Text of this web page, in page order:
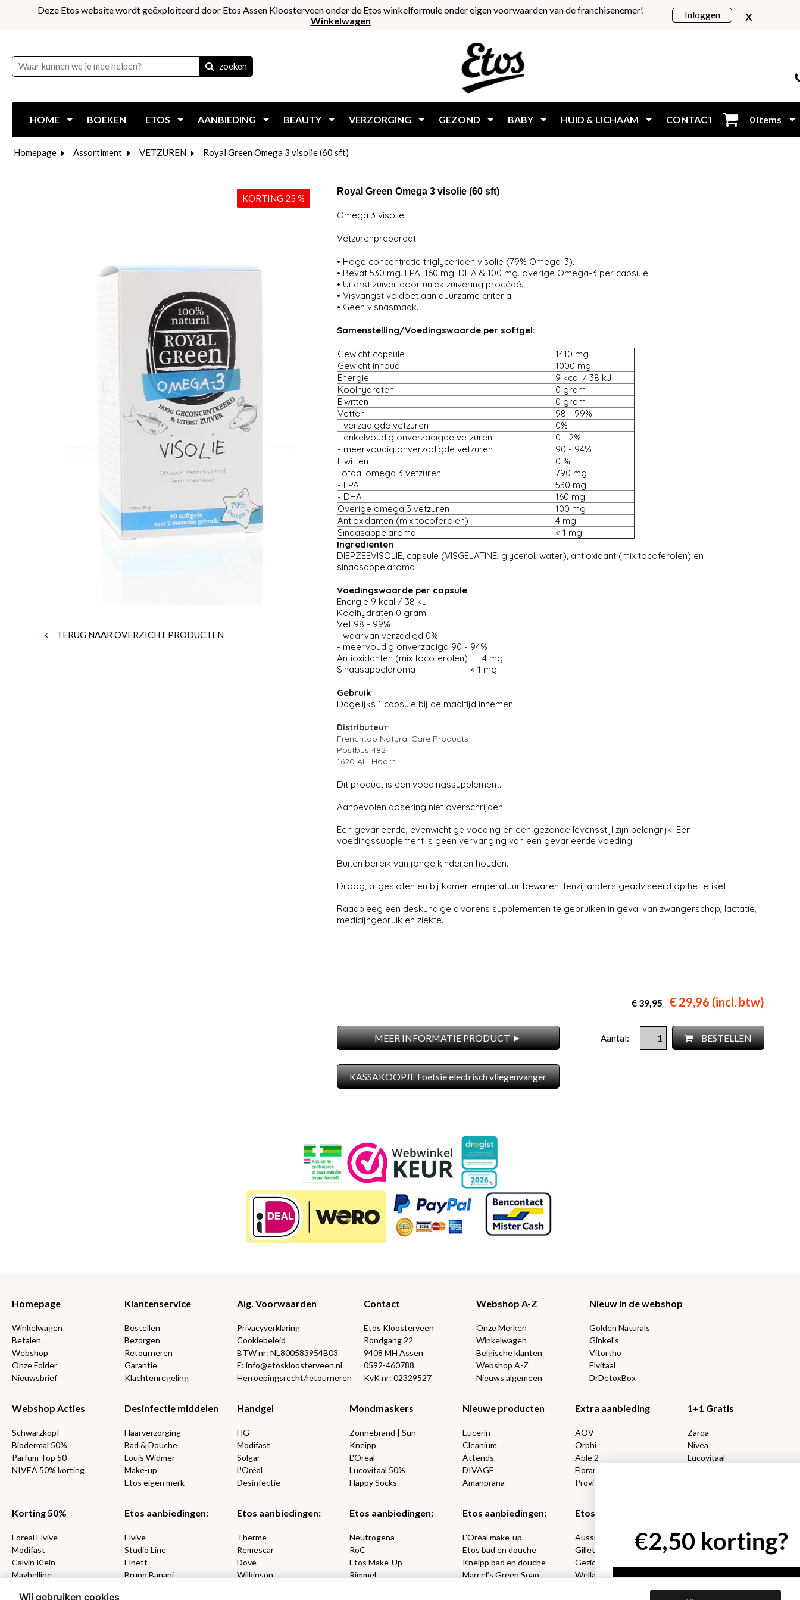
Deze Etos website wordt geëxploiteerd door Etos Assen Kloosterveen onder de Etos winkelformule onder eigen voorwaarden van de franchisenemer!
Winkelwagen
Inloggen x
zoeken
HOME BOEKEN ETOS AANBIEDING BEAUTY VERZORGING GEZOND BABY HUID & LICHAAM CONTACT Inloggen
0 items
Homepage Assortiment VETZUREN Royal Green Omega 3 visolie (60 sft)
KORTING 25 %
TERUG NAAR OVERZICHT PRODUCTEN
Royal Green Omega 3 visolie (60 sft)
Omega 3 visolie
Vetzurenpreparaat
• Hoge concentratie triglyceriden visolie (79% Omega-3).
• Bevat 530 mg. EPA, 160 mg. DHA & 100 mg. overige Omega-3 per capsule.
• Uiterst zuiver door uniek zuivering procédé.
• Visvangst voldoet aan duurzame criteria.
• Geen visnasmaak.
Samenstelling/Voedingswaarde per softgel:
Gewicht capsule
1410 mg
Gewicht inhoud
1000 mg
Energie
9 kcal / 38 kJ
Koolhydraten
0 gram
Eiwitten
0 gram
Vetten
98 - 99%
- verzadigde vetzuren
0%
- enkelvoudig onverzadigde vetzuren
0 - 2%
- meervoudig onverzadigde vetzuren
90 - 94%
Eiwitten
0 %
Totaal omega 3 vetzuren
790 mg
- EPA
530 mg
- DHA
160 mg
Overige omega 3 vetzuren
100 mg
Antioxidanten (mix tocoferolen)
4 mg
Sinaasappelaroma
< 1 mg
Ingredienten
DIEPZEEVISOLIE, capsule (VISGELATINE, glycerol, water), antioxidant (mix tocoferolen) en
sinaasappelaroma
Voedingswaarde per capsule
Energie 9 kcal / 38 kJ
Koolhydraten 0 gram
Vet 98 - 99%
- waarvan verzadigd 0%
- meervoudig onverzadigd 90 - 94%
Antioxidanten (mix tocoferolen) 4 mg
Sinaasappelaroma < 1 mg
Gebruik
Dagelijks 1 capsule bij de maaltijd innemen.
Distributeur:
Frenchtop Natural Care Products
Postbus 482
1620 AL Hoorn
Dit product is een voedingssupplement.
Aanbevolen dosering niet overschrijden.
Een gevarieerde, evenwichtige voeding en een gezonde levensstijl zijn belangrijk. Een
voedingssupplement is geen vervanging van een gevarieerde voeding.
Buiten bereik van jonge kinderen houden.
Droog, afgesloten en bij kamertemperatuur bewaren, tenzij anders geadviseerd op het etiket.
Raadpleeg een deskundige alvorens supplementen te gebruiken in geval van zwangerschap, lactatie,
medicijngebruik en ziekte.
€ 39,95 € 29,96 (incl. btw)
Aantal: BESTELLEN
MEER INFORMATIE PRODUCT ►
KASSAKOOPJE Foetsie electrisch vliegenvanger
Homepage
Winkelwagen
Betalen
Webshop
Onze Folder
Nieuwsbrief
Klantenservice
Bestellen
Bezorgen
Retourneren
Garantie
Klachtenregeling
Alg. Voorwaarden
Privacyverklaring
Cookiebeleid
BTW nr: NL800583954B03
E: info@etoskloosterveen.nl
Herroepingsrecht/retourneren
Contact
Etos Kloosterveen
Rondgang 22
9408 MH Assen
0592-460788
KvK nr: 02329527
Webshop A-Z
Onze Merken
Winkelwagen
Belgische klanten
Webshop A-Z
Nieuws algemeen
Nieuw in de webshop
Golden Naturals
Ginkel's
Vitortho
Elvitaal
DrDetoxBox
Webshop Acties
Schwarzkopf
Biodermal 50%
Parfum Top 50
NIVEA 50% korting
Desinfectie middelen
Haarverzorging
Bad & Douche
Louis Widmer
Make-up
Etos eigen merk
Handgel
HG
Modifast
Solgar
L'Oréal
Desinfectie
Mondmaskers
Zonnebrand | Sun
Kneipp
L'Oreal
Lucovitaal 50%
Happy Socks
Nieuwe producten
Eucerin
Cleanium
Attends
DIVAGE
Amanprana
Extra aanbieding
AOV
Orphi
Able 2
Florame
Proviform
1+1 Gratis
Zarqa
Nivea
Lucovitaal
Korting 50%
Loreal Elvive
Modifast
Calvin Klein
Maybelline
Etos aanbiedingen:
Elvive
Studio Line
Elnett
Bruno Banani
Etos aanbiedingen:
Therme
Remescar
Dove
Wilkinson
Etos aanbiedingen:
Neutrogena
RoC
Etos Make-Up
Rimmel
Etos aanbiedingen:
L’Oréal make-up
Etos bad en douche
Kneipp bad en douche
Marcel’s Green Soap
Etos aanbiedingen:
Aussie
Gillette
Gezichtsverzorging
Wella
Always
Libresse
Wij gebruiken cookies
€2,50 korting?